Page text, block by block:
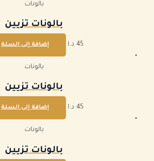
بالونات
بالونات تزيين
45 د.ا إضافة إلى السلة
بالونات
بالونات تزيين
45 د.ا إضافة إلى السلة
بالونات
بالونات تزيين